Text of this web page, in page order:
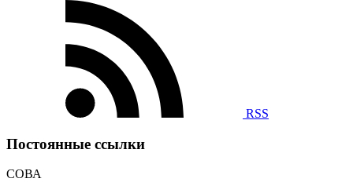
RSS
Постоянные ссылки
СОВА